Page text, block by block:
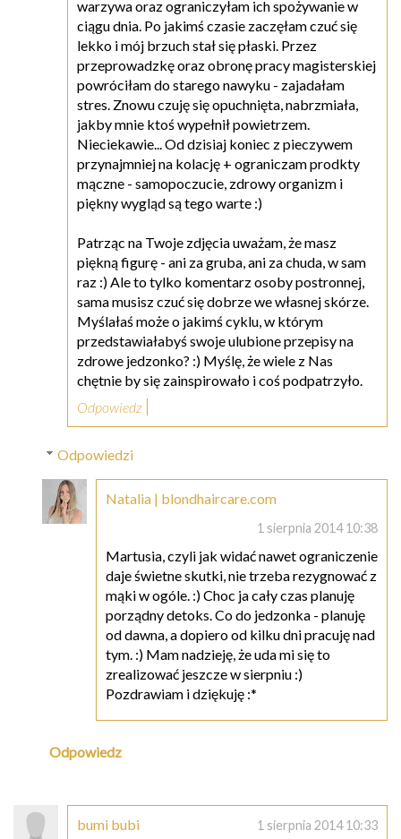
warzywa oraz ograniczyłam ich spożywanie w
ciągu dnia. Po jakimś czasie zaczęłam czuć się
lekko i mój brzuch stał się płaski. Przez
przeprowadzkę oraz obronę pracy magisterskiej
powróciłam do starego nawyku - zajadałam
stres. Znowu czuję się opuchnięta, nabrzmiała,
jakby mnie ktoś wypełnił powietrzem.
Nieciekawie... Od dzisiaj koniec z pieczywem
przynajmniej na kolację + ograniczam prodkty
mączne - samopoczucie, zdrowy organizm i
piękny wygląd są tego warte :)
Patrząc na Twoje zdjęcia uważam, że masz
piękną figurę - ani za gruba, ani za chuda, w sam
raz :) Ale to tylko komentarz osoby postronnej,
sama musisz czuć się dobrze we własnej skórze.
Myślałaś może o jakimś cyklu, w którym
przedstawiałabyś swoje ulubione przepisy na
zdrowe jedzonko? :) Myślę, że wiele z Nas
chętnie by się zainspirowało i coś podpatrzyło.
Odpowiedz
Odpowiedzi
Natalia | blondhaircare.com
1 sierpnia 2014 10:38
Martusia, czyli jak widać nawet ograniczenie
daje świetne skutki, nie trzeba rezygnować z
mąki w ogóle. :) Choc ja cały czas planuję
porządny detoks. Co do jedzonka - planuję
od dawna, a dopiero od kilku dni pracuję nad
tym. :) Mam nadzieję, że uda mi się to
zrealizować jeszcze w sierpniu :)
Pozdrawiam i dziękuję :*
Odpowiedz
bumi bubi 1 sierpnia 2014 10:33